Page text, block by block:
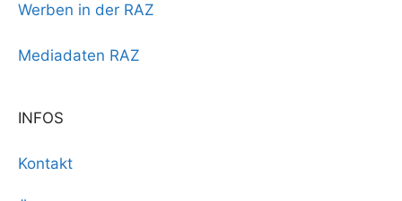
Werben in der RAZ
Mediadaten RAZ
INFOS
Kontakt